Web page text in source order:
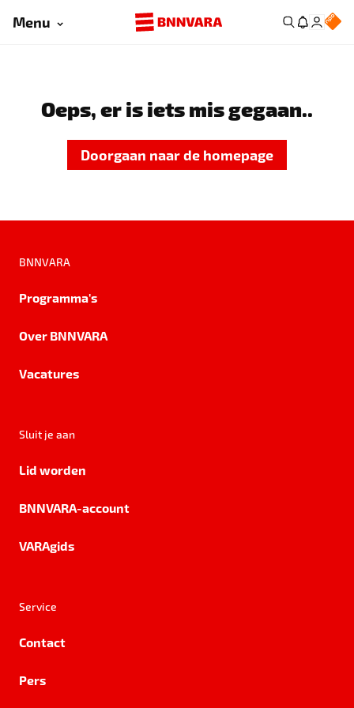
Menu
Oeps, er is iets mis gegaan..
Doorgaan naar de homepage
BNNVARA
Programma's
Over BNNVARA
Vacatures
Sluit je aan
Lid worden
BNNVARA-account
VARAgids
Service
Contact
Pers